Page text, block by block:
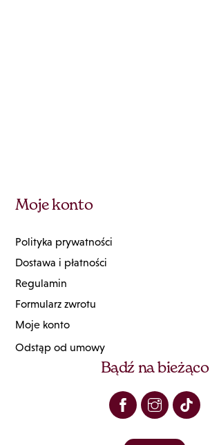
Moje konto
Polityka prywatności
Dostawa i płatności
Regulamin
Formularz zwrotu
Moje konto
Odstąp od umowy
Bądź na bieżąco